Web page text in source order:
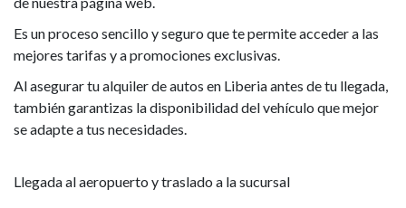
Es un proceso sencillo y seguro que te permite acceder a las
mejores tarifas y a promociones exclusivas.
Al asegurar tu alquiler de autos en Liberia antes de tu llegada,
también garantizas la disponibilidad del vehículo que mejor
se adapte a tus necesidades.
Llegada al aeropuerto y traslado a la sucursal